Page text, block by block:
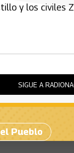
y los civiles
SIGUE A
Pueblo